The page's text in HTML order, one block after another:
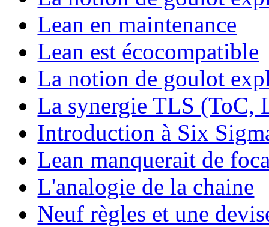
Lean en maintenance
Lean est écocompatible
La notion de goulot
La synergie TLS (ToC,
Introduction à Six
Lean manquerait de
L'analogie de la chaine
Neuf règles et une